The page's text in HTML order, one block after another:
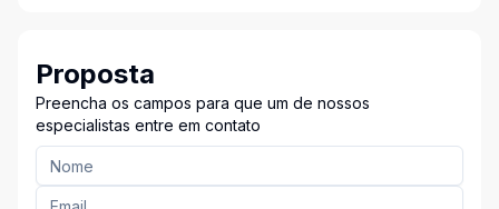
Proposta
Preencha os campos para que um de nossos
especialistas entre em contato